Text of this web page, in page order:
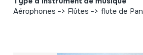
Aérophones -> Flûtes -> flute de Pan